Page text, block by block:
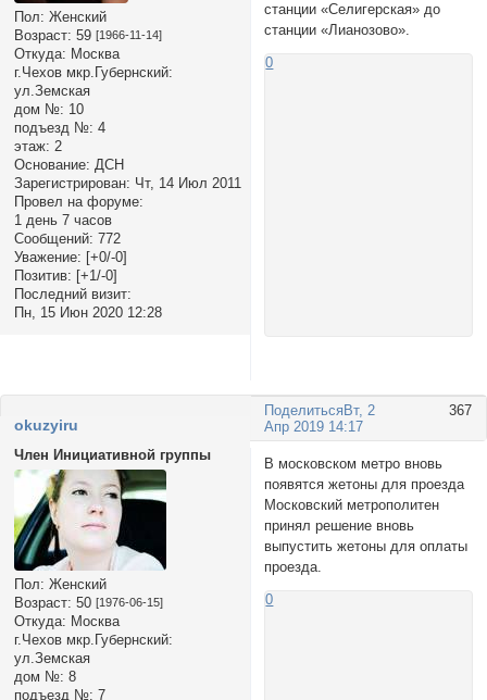
Пол: Женский
Возраст: 59 [1966-11-14]
Откуда: Москва
г.Чехов мкр.Губернский:
ул.Земская
дом №: 10
подъезд №: 4
этаж: 2
Основание: ДСН
Зарегистрирован: Чт, 14 Июл 2011
Провел на форуме:
1 день 7 часов
Сообщений: 772
Уважение: [+0/-0]
Позитив: [+1/-0]
Последний визит:
Пн, 15 Июн 2020 12:28
станции «Селигерская» до
станции «Лианозово».
0
Поделиться 367
Вт, 2
Апр 2019 14:17
okuzyiru
Член Инициативной группы
Пол: Женский
Возраст: 50 [1976-06-15]
Откуда: Москва
г.Чехов мкр.Губернский:
ул.Земская
дом №: 8
подъезд №: 7
В московском метро вновь
появятся жетоны для проезда
Московский метрополитен
принял решение вновь
выпустить жетоны для оплаты
проезда.
0